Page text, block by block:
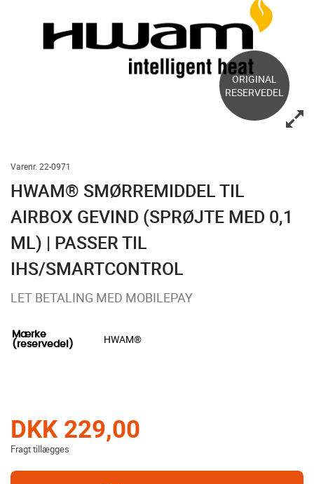
ORIGINAL
RESERVEDEL
Varenr. 22-0971
HWAM® SMØRREMIDDEL TIL
AIRBOX GEVIND (SPRØJTE MED 0,1
ML) | PASSER TIL
IHS/SMARTCONTROL
LET BETALING MED MOBILEPAY
DKK 229,00
Fragt tillægges
Mærke
(reservedel)
HWAM®